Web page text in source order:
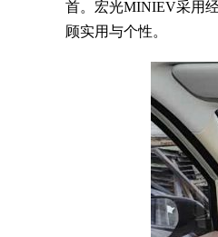
首。宏光MINIEV采用
顾实用与个性。